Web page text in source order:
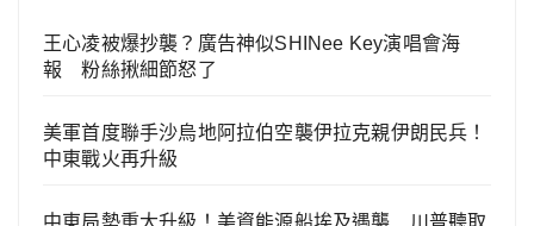
王心凌被爆抄襲？廣告神似SHINee Key演唱會海
報 粉絲揪細節怒了
美軍首度聯手沙烏地阿拉伯空襲伊拉克親伊朗民兵！
中東戰火再升級
中東局勢重大升級！美資能源船埃及遇襲 川普聽取